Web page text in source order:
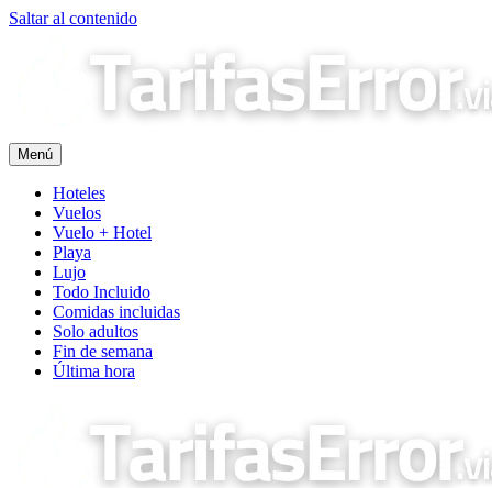
Saltar al contenido
Menú
Hoteles
Vuelos
Vuelo + Hotel
Playa
Lujo
Todo Incluido
Comidas incluidas
Solo adultos
Fin de semana
Última hora